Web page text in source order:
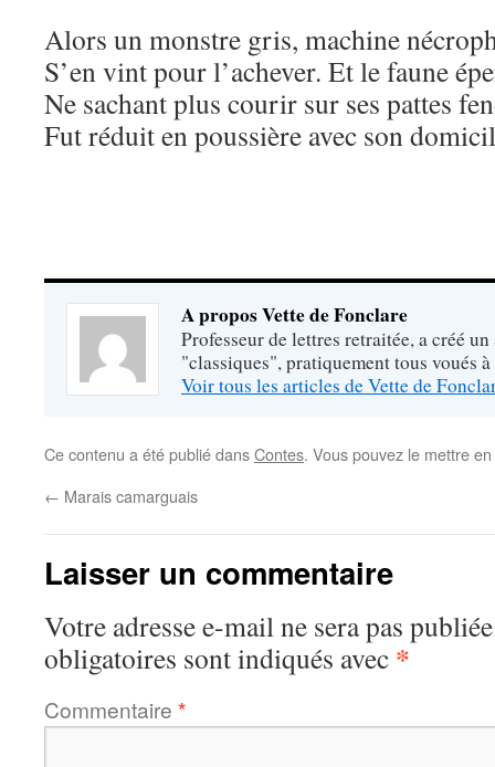
Alors un monstre gris, machine
S’en vint pour l’achever. Et le faune
Ne sachant plus courir sur ses pattes
Fut réduit en poussière avec son
A propos Vette de Fonclare
Professeur de lettres retraitée, a créé
"classiques", pratiquement tous voués
Voir tous les articles de Vette de
Ce contenu a été publié dansContes. Vous pouvez le mettre
← Marais camarguais
Laisser un commentaire
Votre adresse e-mail ne sera pas
obligatoires sont indiqués avec *
Commentaire *